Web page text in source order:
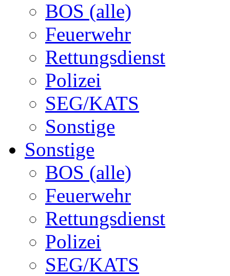
BOS (alle)
Feuerwehr
Rettungsdienst
Polizei
SEG/KATS
Sonstige
Sonstige
BOS (alle)
Feuerwehr
Rettungsdienst
Polizei
SEG/KATS